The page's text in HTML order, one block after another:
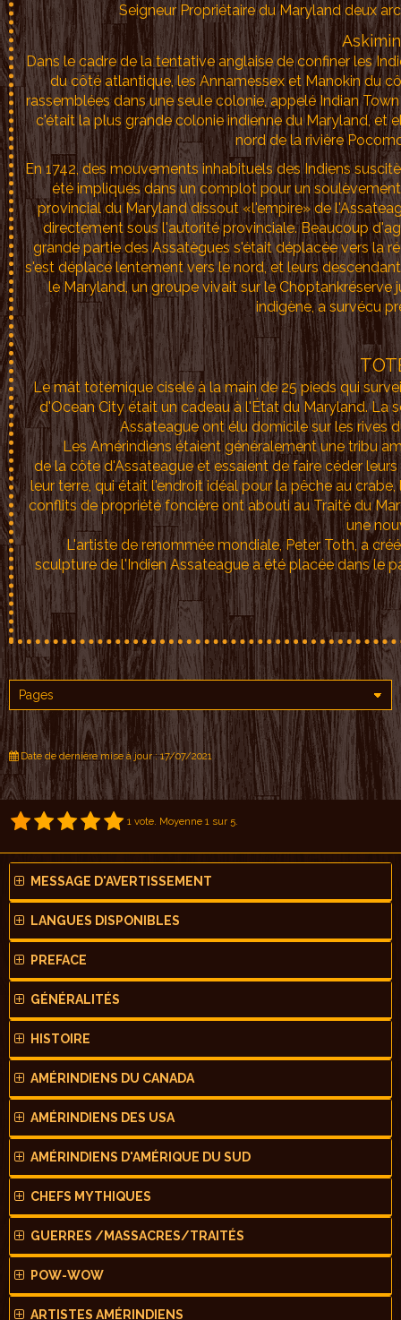
Seigneur Propriétaire du Maryland deux
Dans le cadre de la tentative anglaise de confiner les
du côté atlantique, les Annamessex et Manokin du
rassemblées dans une seule colonie, appelé Indian
c'était la plus grande colonie indienne du Maryland, et
nord de la rivière
En 1742, des mouvements inhabituels des Indiens
été impliqués dans un complot pour un
provincial du Maryland dissout «l'empire» de
directement sous l'autorité provinciale. Beaucoup
grande partie des Assatègues s'était déplacée vers la
s'est déplacé lentement vers le nord, et leurs
le Maryland, un groupe vivait sur le
indigène, a survécu
Le mât totémique ciselé à la main de 25 pieds qui
d'Ocean City était un cadeau à l'État du Maryland. La
Assateague ont élu domicile sur les rives
Les Amérindiens étaient généralement une tribu
de la côte d'Assateague et essaient de faire céder
leur terre, qui était l'endroit idéal pour la pêche au
conflits de propriété foncière ont abouti au Traité du
une
L'artiste de renommée mondiale, Peter Toth, a créé
sculpture de l'Indien Assateague a été placée dans le
Date de dernière mise à jour : 17/07/2021
1 vote. Moyenne 1 sur 5.
MESSAGE D'AVERTISSEMENT
LANGUES DISPONIBLES
PREFACE
GÉNÉRALITÉS
HISTOIRE
AMÉRINDIENS DU CANADA
AMÉRINDIENS DES USA
AMÉRINDIENS D'AMÉRIQUE DU SUD
CHEFS MYTHIQUES
GUERRES /MASSACRES/TRAITÉS
POW-WOW
ARTISTES AMÉRINDIENS